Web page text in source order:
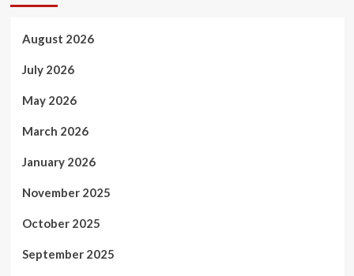
August 2026
July 2026
May 2026
March 2026
January 2026
November 2025
October 2025
September 2025